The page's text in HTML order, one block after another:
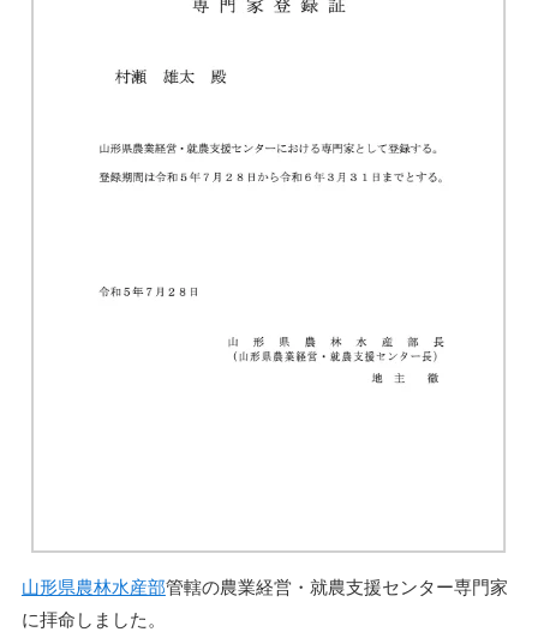
山形県農林水産部管轄の農業経営・就農支援センター専門家
に拝命しました。